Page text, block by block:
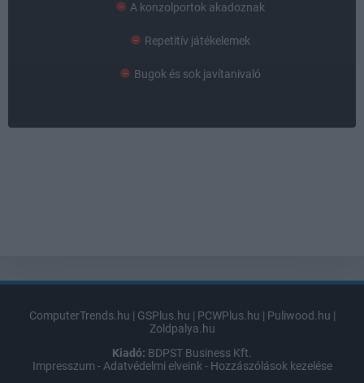
A konzolportok akadoznak
Repetitív játékelemek
Bugok és sok javítanivaló
ComputerTrends.hu | GSPlus.hu | PCWPlus.hu | Puliwood.hu |
Zoldpalya.hu
Kiadó: BDPST Business Kft.
Impresszum - Adatvédelmi elveink - Hozzászólások kezelése